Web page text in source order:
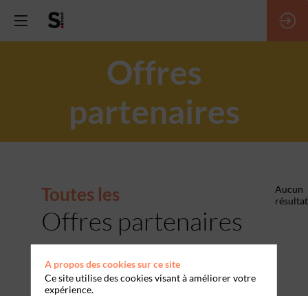
Offres
partenaires
Toutes les
Offres partenaires
Aucun
résultat
A propos des cookies sur ce site
Ce site utilise des cookies visant à améliorer votre
expérience.